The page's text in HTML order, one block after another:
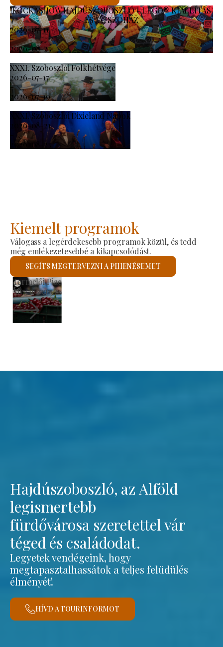
KOCKASHOW HAJDÚSZOBOSZLÓ - LEGO® KIÁLLÍTÁS
ÉS JÁTSZÓHÁZ
2026-07-11
-
2026-08-23
XXXI. Szoboszlói Folkhétvége
2026-07-17
-
2026-07-19
XXXI. Szoboszlói Dixieland Napok
2026-08-21
-
2026-08-23
Kiemelt programok
Válogass a legérdekesebb programok közül, és tedd
még emlékezetesebbé a kikapcsolódást.
SEGÍTS MEGTERVEZNI A PIHENÉSEMET
Termelői Piac
Megnézem
Hajdúszoboszló, az Alföld
legismertebb
fürdővárosa szeretettel vár
téged és családodat.
Legyetek vendégeink, hogy
megtapasztalhassátok a teljes felüdülés
élményét!
HÍVD A TOURINFORMOT